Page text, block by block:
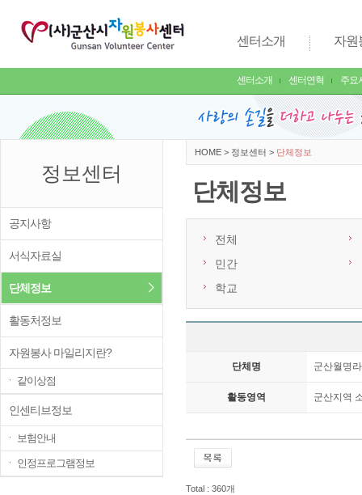
센터소개
센터소개 센터연혁 주요
자원
정보센터
공지사항
서식자료실
단체정보
활동처정보
자원봉사 마일리지란?
ㆍ 같이상점
인센티브정보
ㆍ 보험안내
ㆍ 인정프로그램정보
HOME > 정보센터 > 단체정보
단체정보
전체
민간
학교
단체명 군산월명
활동영역 군산지역
Total : 360개